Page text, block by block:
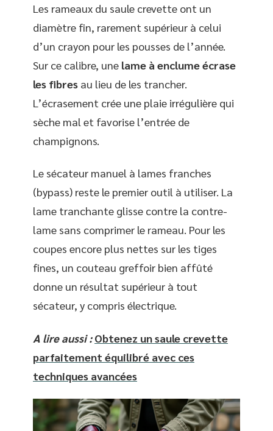
Les rameaux du saule crevette ont un
diamètre fin, rarement supérieur à celui
d’un crayon pour les pousses de l’année.
Sur ce calibre, une lame à enclume écrase
les fibres au lieu de les trancher.
L’écrasement crée une plaie irrégulière qui
sèche mal et favorise l’entrée de
champignons.
Le sécateur manuel à lames franches
(bypass) reste le premier outil à utiliser. La
lame tranchante glisse contre la contre-
lame sans comprimer le rameau. Pour les
coupes encore plus nettes sur les tiges
fines, un couteau greffoir bien affûté
donne un résultat supérieur à tout
sécateur, y compris électrique.
A lire aussi : Obtenez un saule crevette
parfaitement équilibré avec ces
techniques avancées